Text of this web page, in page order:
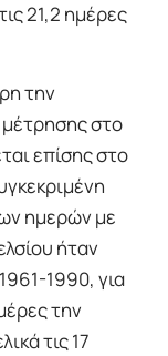
21,2 ημέρες
την
μέτρησης στο
επίσης στο
ημερών με
ήταν
1990, για
την
τις 17